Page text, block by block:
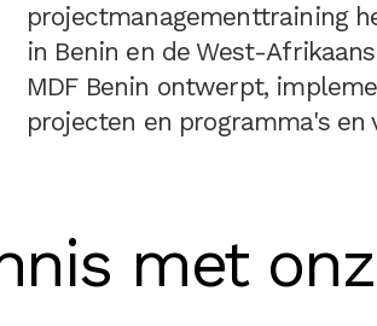
projectmanagementtraining
in Benin en de West-
MDF Benin ontwerpt,
projecten en programma's
met